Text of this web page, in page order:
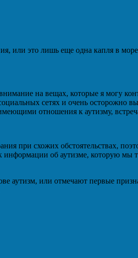
или это лишь еще одна капля в
на вещах, которые я могу
сетях и очень осторожно
отношения к аутизму,
при схожих обстоятельствах,
информации об аутизме, которую мы
аутизм, или отмечают первые